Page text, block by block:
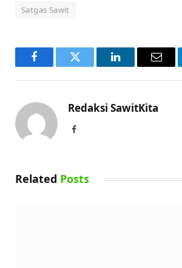
Satgas Sawit
FacebookTwitter LinkedInEmail
Redaksi SawitKita
Facebook
Related Posts